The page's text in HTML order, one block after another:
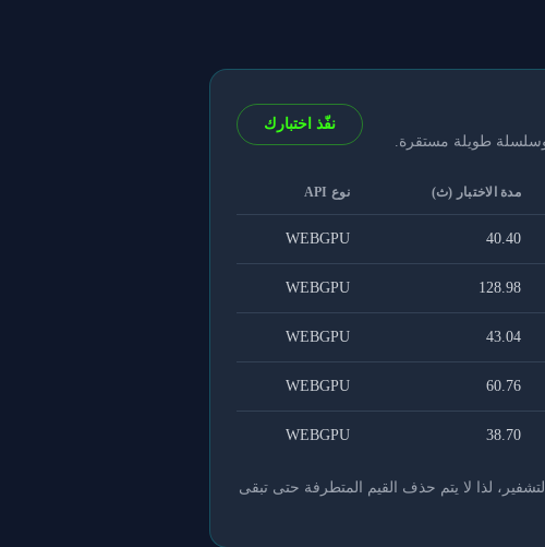
طويلة مستقرة.
نفّذ اختبارك
مدة الاختبار (ث) نوع API
40.40
WEBGPU
128.98
WEBGPU
43.04
WEBGPU
60.76
WEBGPU
38.70
WEBGPU
لذا لا يتم حذف القيم المتطرفة حتى تبقى